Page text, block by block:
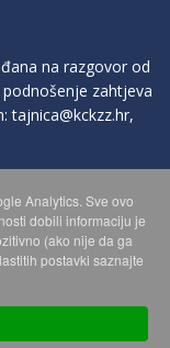
na razgovor od
zahtjeva
tajnica@kckzz.hr,
PODATAKA
Analytics. Sve ovo
dobili informaciju je
(ako nije da ga
postavki saznajte